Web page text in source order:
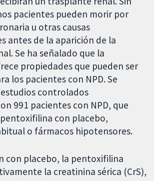
pacientes pueden morir por
u otras causas
antes de la aparición de la
Se ha señalado que la
propiedades que pueden ser
los pacientes con NPD. Se
controlados
991 pacientes con NPD, que
con placebo,
o fármacos hipotensores.
con placebo, la pentoxifilina
la creatinina sérica (CrS),